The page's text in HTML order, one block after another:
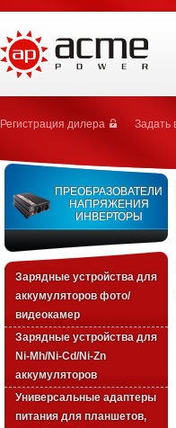
Регистрация дилера Задать
ПРЕОБРАЗОВАТЕЛИ
НАПРЯЖЕНИЯ
ИНВЕРТОРЫ
Зарядные устройства для
аккумуляторов фото/
видеокамер
Зарядные уcтройства для
Ni-Mh/Ni-Cd/Ni-Zn
аккумуляторов
Универсальные адаптеры
питания для планшетов,